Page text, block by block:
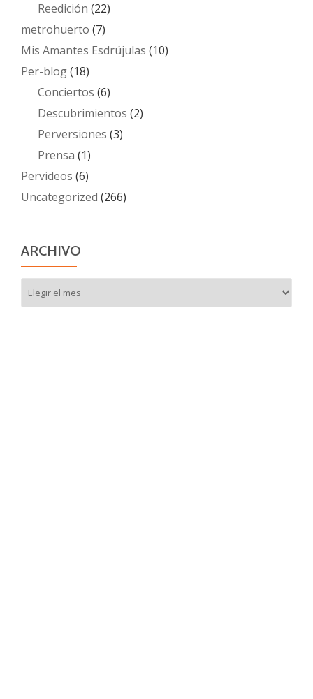
Reedición (22)
metrohuerto (7)
Mis Amantes Esdrújulas (10)
Per-blog(18)
Conciertos (6)
Descubrimientos (2)
Perversiones (3)
Prensa (1)
Pervideos (6)
Uncategorized (266)
ARCHIVO